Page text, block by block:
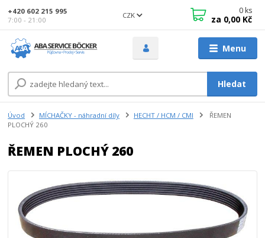
Menu
CZK
Hledat
+420 602 215 995
7:00 - 21:00
0 ks
za 0,00 Kč
Úvod MÍCHAČKY - náhradní díly HECHT / HCM / CMI
ŘEMEN
PLOCHÝ 260
ŘEMEN PLOCHÝ 260